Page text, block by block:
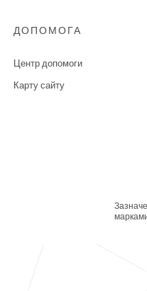
ДОПОМОГА
Центр допомоги
Карту сайту